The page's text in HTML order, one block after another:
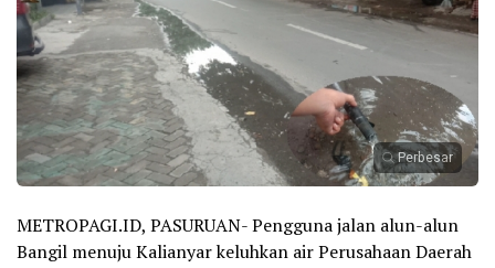
Perbesar
METROPAGI.ID, PASURUAN- Pengguna jalan alun-alun
Bangil menuju Kalianyar keluhkan air Perusahaan Daerah